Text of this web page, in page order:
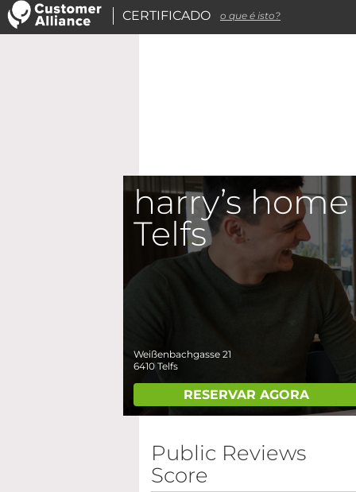
harry’s home
Telfs
Weißenbachgasse 21
6410 Telfs
RESERVAR AGORA
Public Reviews
Score
CERTIFICADO o que é isto?